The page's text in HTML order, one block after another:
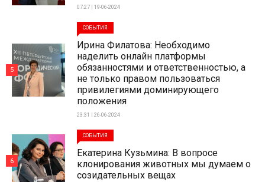
07:27 | 19-06-2024
СОБЫТИЯ
Ирина Филатова: Необходимо
наделить онлайн платформы
обязанностями и ответственностью, а
не только правом пользоваться
привилегиями доминирующего
положения
23:31 | 26-06-2024
5
СОБЫТИЯ
Екатерина Кузьмина: В вопросе
клонирования животных мы думаем о
созидательных вещах
6